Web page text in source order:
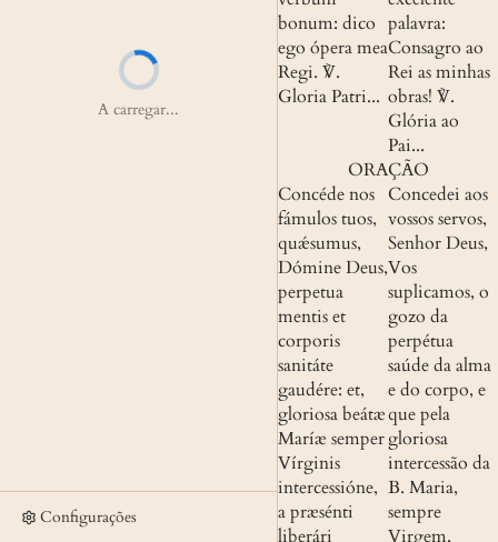
A carregar...
Configurações
bonum: dico
ego ópera mea
Regi.
Gloria Patri...
palavra:
Consagro ao
Rei as minhas
obras!
Glória ao
Pai...
ORAÇÃO
Concéde nos
fámulos tuos,
quǽsumus,
Dómine Deus,
perpetua
mentis et
corporis
sanitáte
gaudére: et,
gloriosa beátæ
Maríæ semper
Vírginis
intercessióne,
a præsénti
liberári
Concedei aos
vossos servos,
Senhor Deus,
Vos
suplicamos, o
gozo da
perpétua
saúde da alma
e do corpo, e
que pela
gloriosa
intercessão da
B. Maria,
sempre
Virgem,